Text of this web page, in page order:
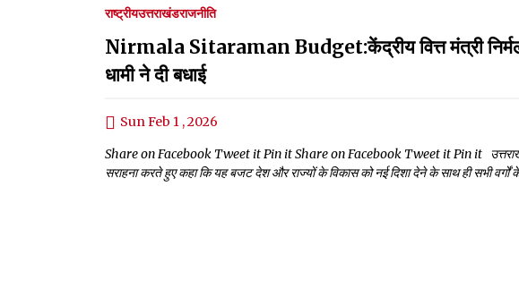
राष्ट्रीयउत्तराखंडराजनीति
Nirmala Sitaraman Budget:केंद्रीय वित्त मंत्री
धामी ने दी बधाई
Sun Feb 1 , 2026
Share on Facebook Tweet it Pin it Share on Facebook Tweet it Pin it
सराहना करते हुए कहा कि यह बजट देश और राज्यों के विकास को नई दिशा देने के साथ ही सभी वर्गों